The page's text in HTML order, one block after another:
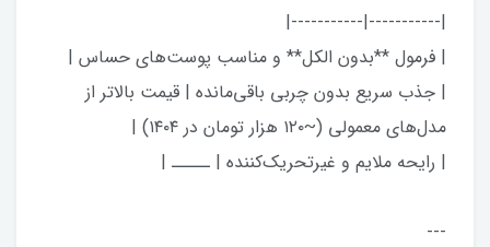
|-----------|-----------|
| فرمول **بدون الکل** و مناسب پوست‌های حساس |
| جذب سریع بدون چربی باقی‌مانده | قیمت بالاتر از
مدل‌های معمولی (~۱۲۰ هزار تومان در ۱۴۰۴) |
| رایحه ملایم و غیرتحریک‌کننده | ـــــ |
---